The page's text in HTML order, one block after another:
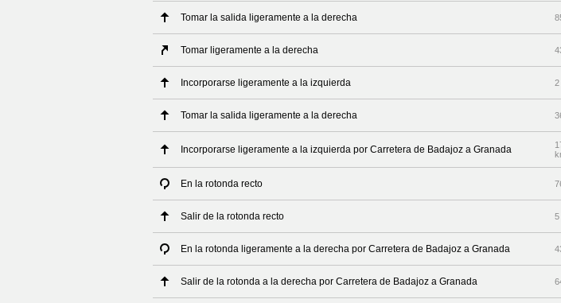
Tomar la salida ligeramente a la derecha
Tomar ligeramente a la derecha
Incorporarse ligeramente a la izquierda 2
Tomar la salida ligeramente a la derecha
Incorporarse ligeramente a la izquierda por Carretera de Badajoz a Granada
En la rotonda recto
Salir de la rotonda recto 5
En la rotonda ligeramente a la derecha por Carretera de Badajoz a Granada
Salir de la rotonda a la derecha por Carretera de Badajoz a Granada